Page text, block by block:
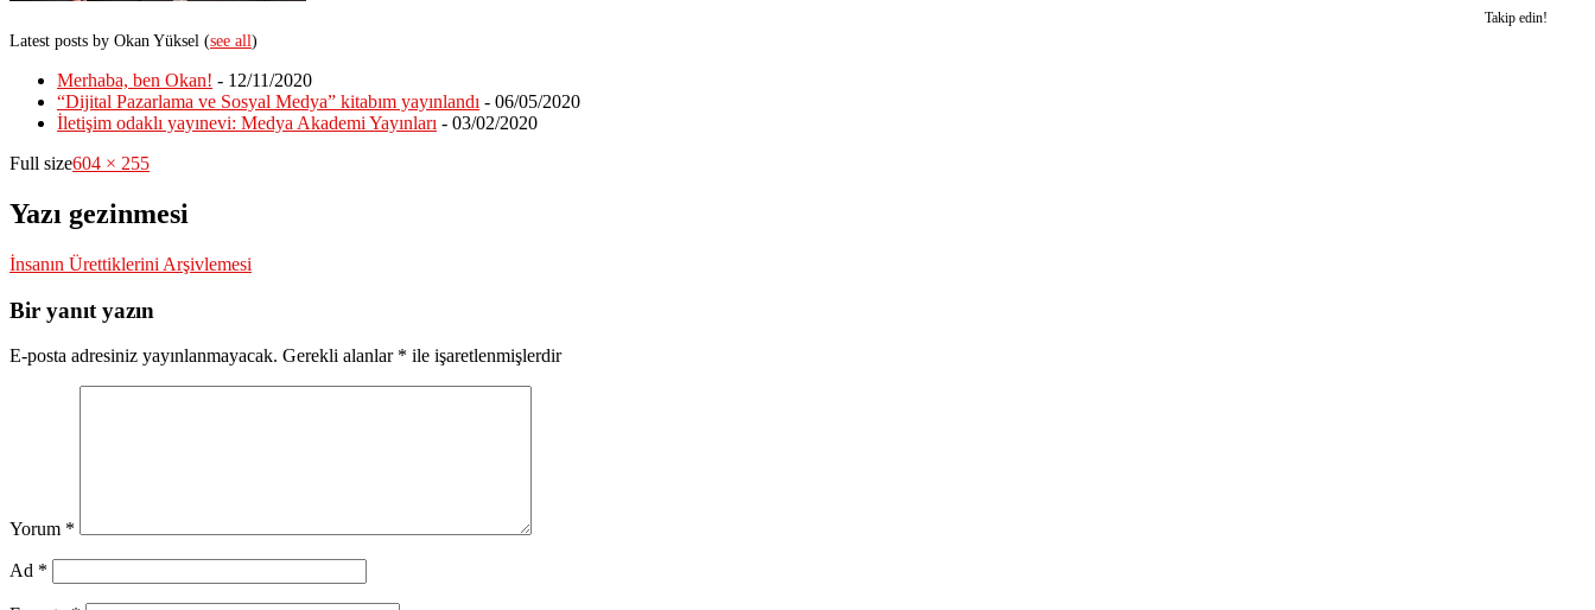
Takip edin!
Latest posts by Okan Yüksel (see all)
Merhaba, ben Okan! - 12/11/2020
“Dijital Pazarlama ve Sosyal Medya” kitabım yayınlandı - 06/05/2020
İletişim odaklı yayınevi: Medya Akademi Yayınları - 03/02/2020
Full size604 × 255
Yazı gezinmesi
İnsanın Ürettiklerini Arşivlemesi
Bir yanıt yazın
E-posta adresiniz yayınlanmayacak. Gerekli alanlar * ile işaretlenmişlerdir
Yorum *
Ad *